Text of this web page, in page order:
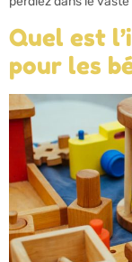
Quel est
pour les